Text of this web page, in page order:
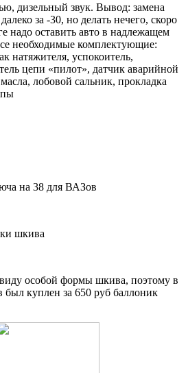
дизельный звук. Вывод: замена
за -30, но делать нечего, скоро
надо оставить авто в надлежащем
необходимые комплектующие:
натяжителя, успокоитель,
цепи «пилот», датчик аварийной
лобовой сальник, прокладка
на 38 для ВАЗов
шкива
особой формы шкива, поэтому в
был куплен за 650 руб баллоник